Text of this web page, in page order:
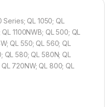
QL 1050; QL
1100NWB; QL 500; QL
QL 550; QL 560; QL
QL 580; QL 580N; QL
720NW; QL 800; QL